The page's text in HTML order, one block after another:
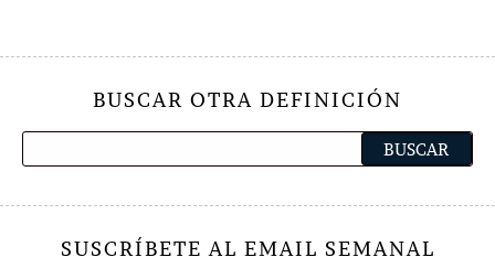
BUSCAR OTRA DEFINICIÓN
SUSCRÍBETE AL EMAIL SEMANAL